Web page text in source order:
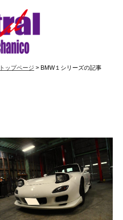
トップページ > BMW１シリーズの記事